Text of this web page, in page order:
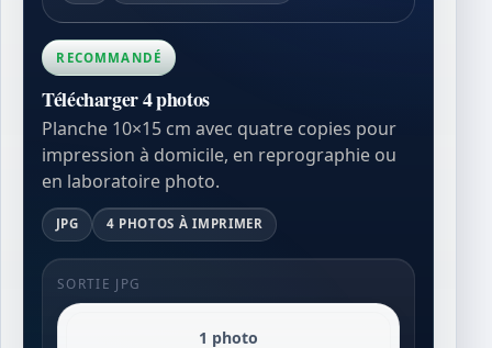
RECOMMANDÉ
Télécharger 4 photos
Planche 10×15 cm avec quatre copies pour
impression à domicile, en reprographie ou
en laboratoire photo.
JPG 4 PHOTOS À IMPRIMER
SORTIE JPG
1 photo